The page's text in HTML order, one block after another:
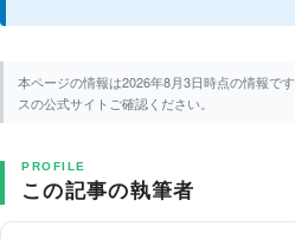
本ページの情報は2026年8月3日時点の情報で
スの公式サイトご確認ください。
PROFILE
この記事の執筆者